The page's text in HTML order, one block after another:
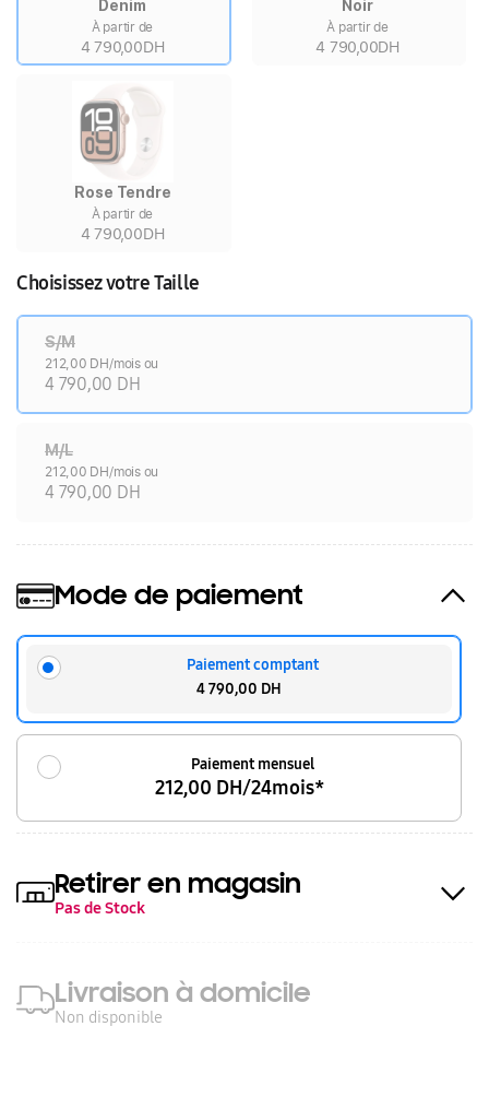
Denim
À partir de
4 790,00DH
Noir
À partir de
4 790,00DH
Rose Tendre
À partir de
4 790,00DH
Choisissez votre Taille
S/M
212,00 DH/mois ou
4 790,00 DH
M/L
212,00 DH/mois ou
4 790,00 DH
Mode de paiement
Paiement comptant
4 790,00 DH
Paiement mensuel
212,00 DH/24mois*
Retirer en magasin
Pas de Stock
Livraison à domicile
Non disponible